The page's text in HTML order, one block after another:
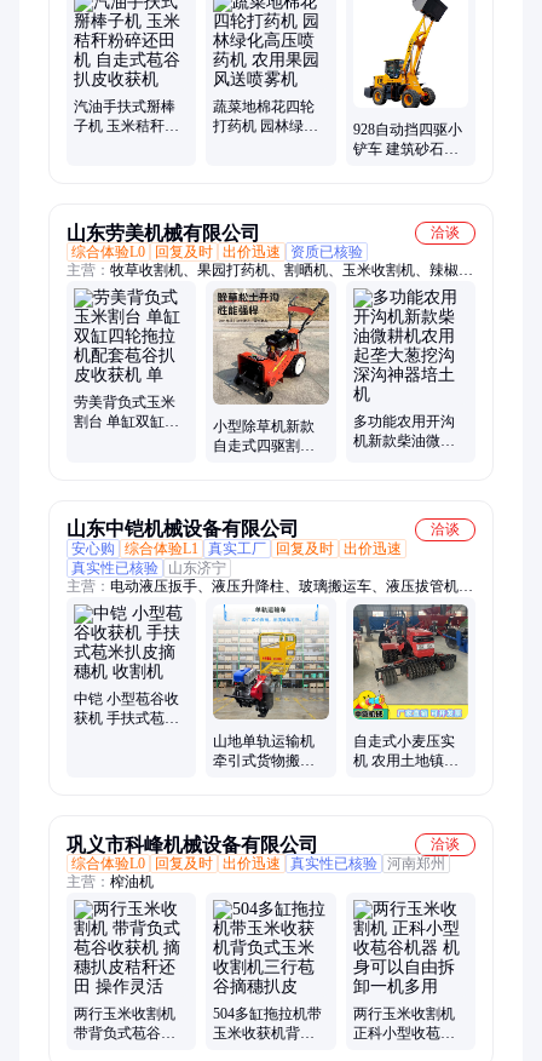
覆膜机、收管打药机、手扶旋耕机、除雪机、大棚开沟机、矿道
装载机、汽油打药机、汽油割草机、地膜覆盖机、芹菜种植机、
饲料粉碎机、开沟起垄机、矮棚铲车、果园大棚、牧草茴香割、
鱼饲料
汽油手扶式掰棒
子机 玉米秸秆粉
蔬菜地棉花四轮
打药机 园林绿化
928自动挡四驱小
铲车 建筑砂石小
山东劳美机械有限公司
洽谈
综合体验L0
回复及时 出价迅速
资质已核验
主营： 牧草收割机、果园打药机、割晒机、玉米收割机、辣椒收
割机、小麦精选机、遥控割草机、打药机、播种机、镇压机、旋
耕机、秸秆还田机、液压翻转犁、水田平整器、水泵
劳美背负式玉米
割台 单缸双缸四
小型除草机新款
自走式四驱割草
多功能农用开沟
机新款柴油微耕
山东中铠机械设备有限公司
洽谈
安心购
综合体验L1 真实工厂 回复及时 出价迅速
真实性已核验
山东济宁
主营： 电动液压扳手、液压升降柱、玻璃搬运车、液压拔管机、
移动式喷砂机、箱式喷砂机、智能清淤机器人、等离子切割机、
龙门压力机、履带绳锯机、车载式马路吹风机、镗孔镗焊机、封
闭式扫雪机、机耕船、中部取样机、液压顶管机、船式洗车槽、
矿用井下电视、柴油防汛泵车、吸粪车、除雪滚刷、破拆工具
组、液压板换夹紧器、智能张拉设备、智能压浆台车
中铠 小型苞谷收
获机 手扶式苞米
山地单轨运输机
牵引式货物搬运
自走式小麦压实
机 农用土地镇压
巩义市科峰机械设备有限公司
洽谈
综合体验L0
回复及时 出价迅速 真实性已核验 河南郑州
主营： 榨油机
两行玉米收割机
带背负式苞谷收
504多缸拖拉机带
玉米收获机背负
两行玉米收割机
正科小型收苞谷